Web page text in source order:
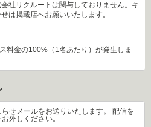
社リクルートは関与しておりません。キ
は掲載店へお願いいたします。
料金の100%（1名あたり）が発生しま
せメールをお送りいたします。 配信を
外しください。